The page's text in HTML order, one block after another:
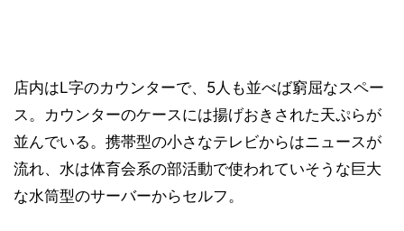
店内はL字のカウンターで、5人も並べば窮屈なスペー
ス。カウンターのケースには揚げおきされた天ぷらが
並んでいる。携帯型の小さなテレビからはニュースが
流れ、水は体育会系の部活動で使われていそうな巨大
な水筒型のサーバーからセルフ。